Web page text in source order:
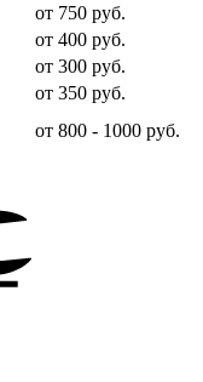
от 750 руб.
от 400 руб.
от 300 руб.
от 350 руб.
от 800 - 1000 руб.